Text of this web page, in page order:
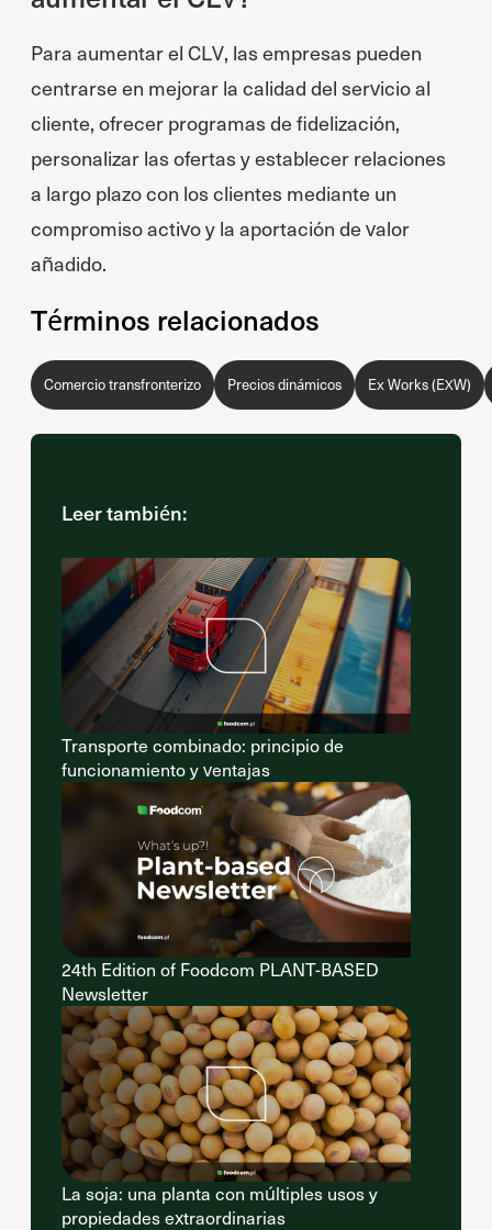
Para aumentar el CLV, las empresas pueden
centrarse en mejorar la calidad del servicio al
cliente, ofrecer programas de fidelización,
personalizar las ofertas y establecer relaciones
a largo plazo con los clientes mediante un
compromiso activo y la aportación de valor
añadido.
Términos relacionados
Comercio transfronterizo Precios dinámicos Ex Works (EXW)
Leer también:
Transporte combinado: principio de
funcionamiento y ventajas
24th Edition of Foodcom PLANT-BASED
Newsletter
La soja: una planta con múltiples usos y
propiedades extraordinarias